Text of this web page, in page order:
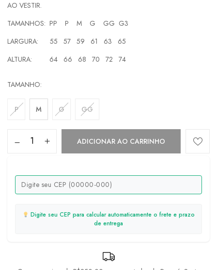
AO VESTIR.
TAMANHOS: PP P M G GG G3
LARGURA: 55 57 59 61 63 65
ALTURA: 64 66 68 70 72 74
TAMANHO
P M G GG
ADICIONAR AO CARRINHO
Digite seu CEP para calcular automaticamente o frete e prazo
de entrega